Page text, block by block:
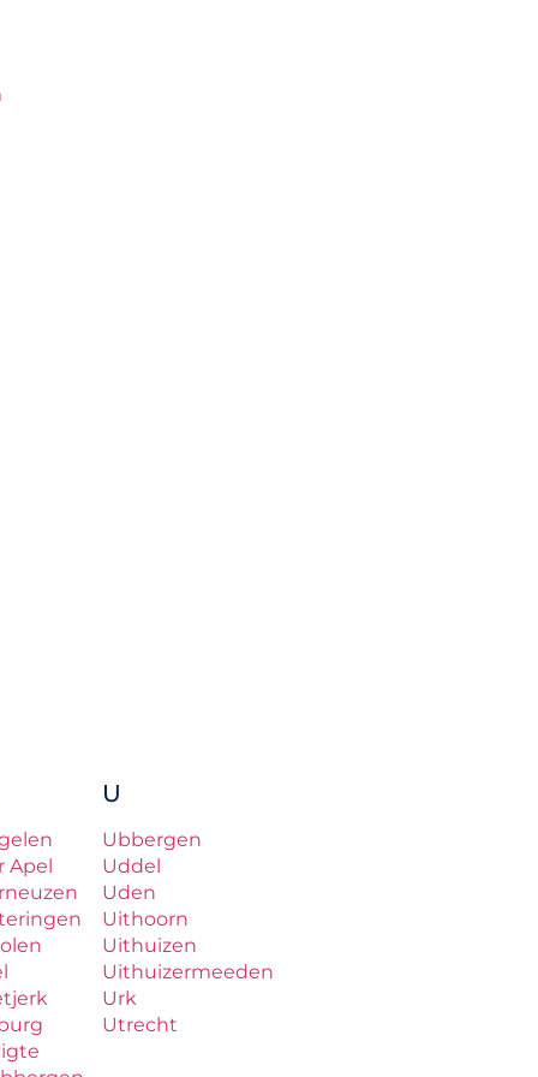
Apel
U
Ubbergen
Uddel
Uden
Uithoorn
Uithuizen
Uithuizermeeden
Urk
Utrecht